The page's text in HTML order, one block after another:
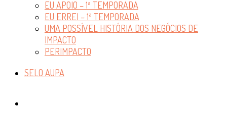
EU APOIO – 1ª TEMPORADA
EU ERREI – 1ª TEMPORADA
UMA POSSÍVEL HISTÓRIA DOS NEGÓCIOS DE
IMPACTO
PERIMPACTO
SELO AUPA